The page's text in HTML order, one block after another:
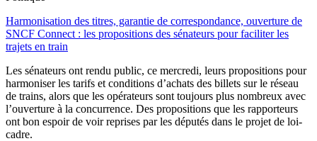
Harmonisation des titres, garantie de correspondance, ouverture de
SNCF Connect : les propositions des sénateurs pour faciliter les
trajets en train
Les sénateurs ont rendu public, ce mercredi, leurs propositions pour
harmoniser les tarifs et conditions d’achats des billets sur le réseau
de trains, alors que les opérateurs sont toujours plus nombreux avec
l’ouverture à la concurrence. Des propositions que les rapporteurs
ont bon espoir de voir reprises par les députés dans le projet de loi-
cadre.